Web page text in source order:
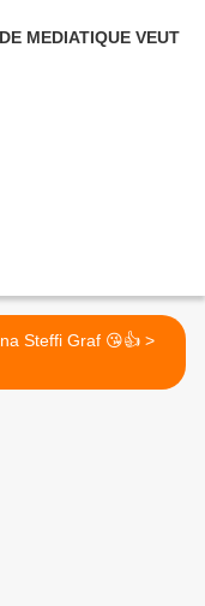
MEDIATIQUE VEUT
Diana Steffi Graf 😘👍 >